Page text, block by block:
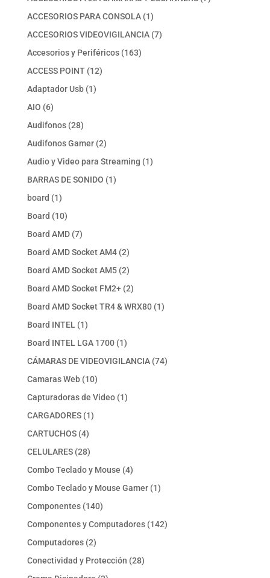
ACCESORIOS PARA CONSOLA 11
producto
ACCESORIOS VIDEOVIGILANCIA 77
Accesorios y Periféricos 163163
ACCESS POINT 1212
Adaptador Usb 11
AIO 66
productos
Audifonos 2828
productos
Audifonos Gamer 22
productos
Audio y Video para Streaming 11
BARRAS DE SONIDO 11
board 11
producto
Board 1010
productos
Board AMD 77
productos
Board AMD Socket AM4 22
productos
Board AMD Socket AM5 22
productos
Board AMD Socket FM2+ 22
productos
Board AMD Socket TR4 & WRX80 11
Board INTEL 11
producto
Board INTEL LGA 1700 11
producto
CÁMARAS DE VIDEOVIGILANCIA 7474
Camaras Web 1010
productos
Capturadoras de Video 11
CARGADORES 11
CARTUCHOS 44
productos
CELULARES 2828
productos
Combo Teclado y Mouse 44
productos
Combo Teclado y Mouse Gamer 11
Componentes 140140
productos
Componentes y Computadores 142142
Computadores 22
productos
Conectividad y Protección 2828